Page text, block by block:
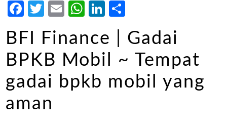
Facebook
Twitter
EmailWhatsApp
LinkedIn
BFI Finance | Gadai
BPKB Mobil ~ Tempat
gadai bpkb mobil yang
aman